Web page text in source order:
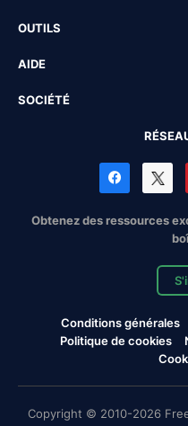
OUTILS
AIDE
SOCIÉTÉ
Obtenez des ressources
Conditions générales
Politique de cookies
Copyright © 2010-2026